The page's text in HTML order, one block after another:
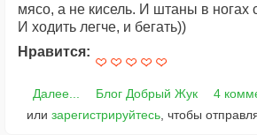
мясо, а не кисель. И штаны в ногах
И ходить легче, и бегать))
Нравится:
Далее... Блог Добрый Жук 4
или зарегистрируйтесь , чтобы